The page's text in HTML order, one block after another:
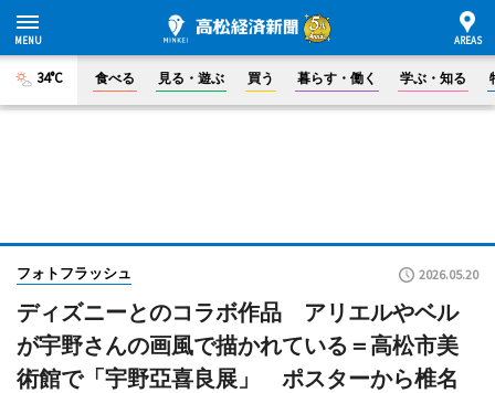
34°C 食べる 見る・遊ぶ 買う 暮らす・働く 学ぶ・知る
フォトフラッシュ 2026.05.20
ディズニーとのコラボ作品 アリエルやベル
が宇野さんの画風で描かれている＝高松市美
術館で「宇野亞喜良展」 ポスターから椎名